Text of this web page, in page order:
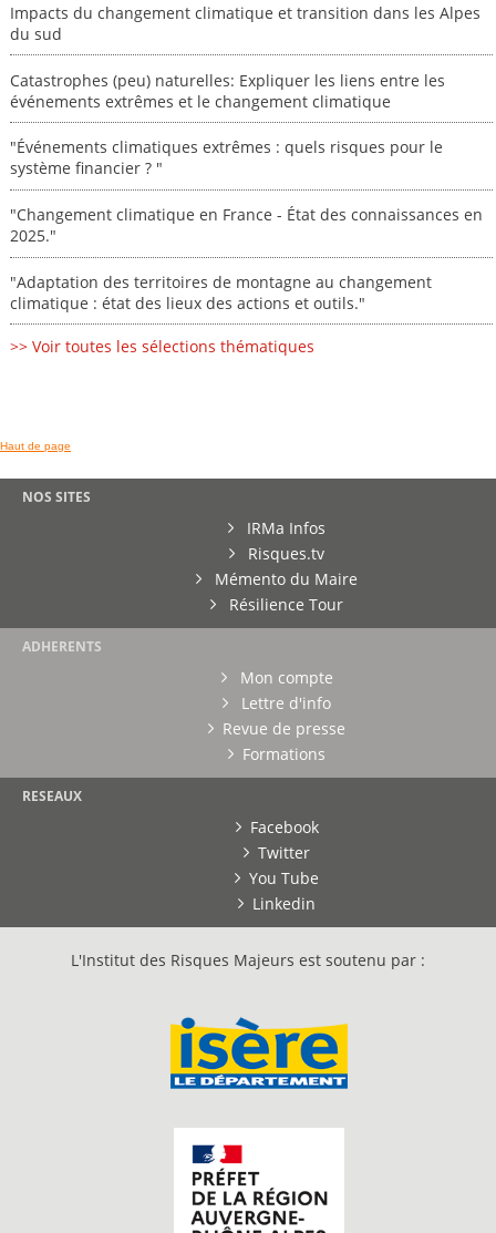
Impacts du changement climatique et transition dans les Alpes
du sud
Catastrophes (peu) naturelles: Expliquer les liens entre les
événements extrêmes et le changement climatique
"Événements climatiques extrêmes : quels risques pour le
système financier ? "
"Changement climatique en France - État des connaissances en
2025."
"Adaptation des territoires de montagne au changement
climatique : état des lieux des actions et outils."
>> Voir toutes les sélections thématiques
Haut de page
NOS SITES
IRMa Infos
Risques.tv
Mémento du Maire
Résilience Tour
ADHERENTS
Mon compte
Lettre d'info
Revue de presse
Formations
RESEAUX
Facebook
Twitter
You Tube
Linkedin
L'Institut des Risques Majeurs est soutenu par :